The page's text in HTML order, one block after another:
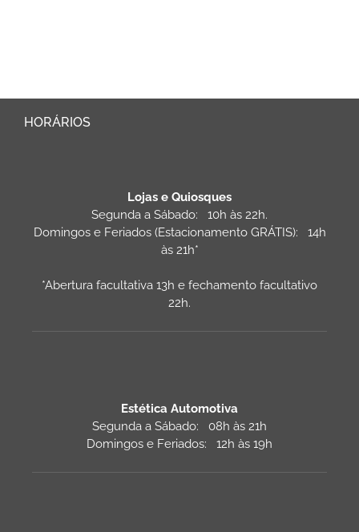
HORÁRIOS
Lojas e Quiosques
Segunda a Sábado: 10h às 22h.
Domingos e Feriados (Estacionamento GRÁTIS): 14h
às 21h*
*Abertura facultativa 13h e fechamento facultativo
22h.
Estética Automotiva
Segunda a Sábado: 08h às 21h
Domingos e Feriados: 12h às 19h